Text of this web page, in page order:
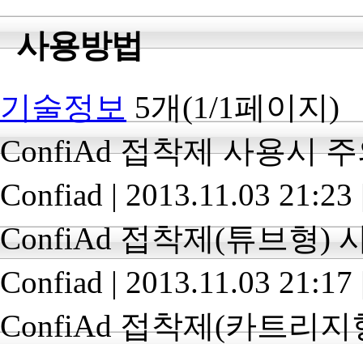
사용방법
기술정보 5개(1/1페이지)
ConfiAd 접착제 사용시
Confiad | 2013.11.03 21:23
ConfiAd 접착제(튜브형)
Confiad | 2013.11.03 21:17
ConfiAd 접착제(카트리